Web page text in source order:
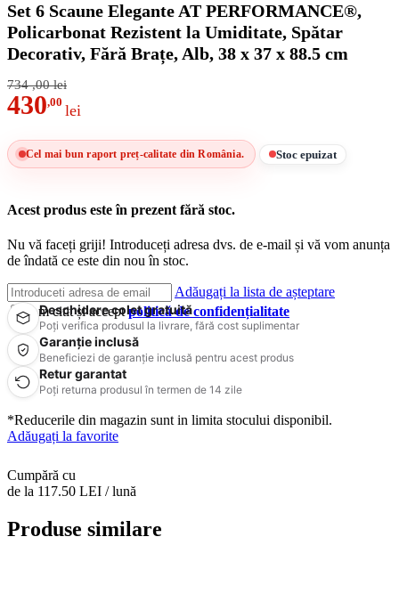
Set 6 Scaune Elegante AT PERFORMANCE®,
Policarbonat Rezistent la Umiditate, Spătar
Decorativ, Fără Brațe, Alb, 38 x 37 x 88.5 cm
734 ,00 lei
430,00 lei
Cel mai bun raport preț-calitate din România. Stoc epuizat
Acest produs este în prezent fără stoc.
Nu vă faceți griji! Introduceți adresa dvs. de e-mail și vă vom anunța
de îndată ce este din nou în stoc.
Adăugați la lista de așteptare
Am citit și acceptpolitică de confidențialitate
Deschidere colet gratuită
Poți verifica produsul la livrare, fără cost suplimentar
Garanție inclusă
Beneficiezi de garanție inclusă pentru acest produs
Retur garantat
Poți returna produsul în termen de 14 zile
*Reducerile din magazin sunt in limita stocului disponibil.
Adăugați la favorite
Cumpără cu
de la 117.50 LEI / lună
Produse similare